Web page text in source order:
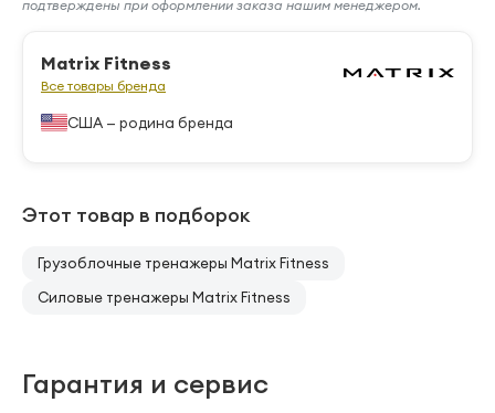
подтверждены при оформлении заказа нашим менеджером.
Matrix Fitness
Все товары бренда
США — родина бренда
Этот товар в подборок
Грузоблочные тренажеры Matrix Fitness
Силовые тренажеры Matrix Fitness
Гарантия и сервис